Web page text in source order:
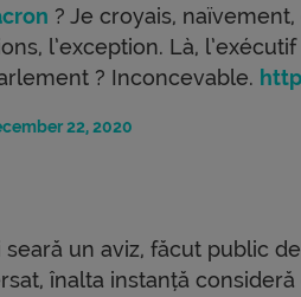
? Je croyais,
l’exception. Là,
? Inconcevable.
22, 2020
un aviz, făcut public
înalta instanță